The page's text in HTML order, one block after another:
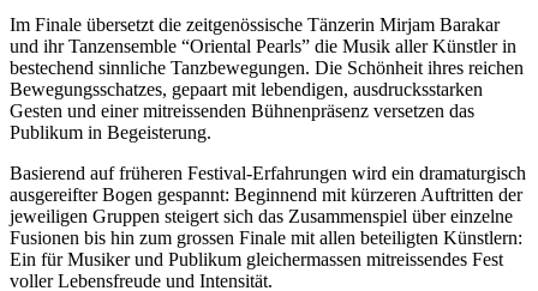
Im Finale übersetzt die zeitgenössische Tänzerin Mirjam Barakar
und ihr Tanzensemble “Oriental Pearls” die Musik aller Künstler in
bestechend sinnliche Tanzbewegungen. Die Schönheit ihres reichen
Bewegungsschatzes, gepaart mit lebendigen, ausdrucksstarken
Gesten und einer mitreissenden Bühnenpräsenz versetzen das
Publikum in Begeisterung.
Basierend auf früheren Festival-Erfahrungen wird ein dramaturgisch
ausgereifter Bogen gespannt: Beginnend mit kürzeren Auftritten der
jeweiligen Gruppen steigert sich das Zusammenspiel über einzelne
Fusionen bis hin zum grossen Finale mit allen beteiligten Künstlern:
Ein für Musiker und Publikum gleichermassen mitreissendes Fest
voller Lebensfreude und Intensität.